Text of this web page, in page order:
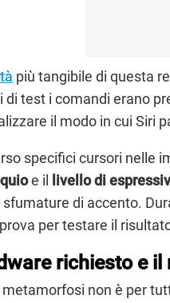
più tangibile di questa
di test i comandi erano
il modo in cui Siri
specifici cursori nelle
e il livello di
di accento.
per testare il
richiesto e
metamorfosi non è per